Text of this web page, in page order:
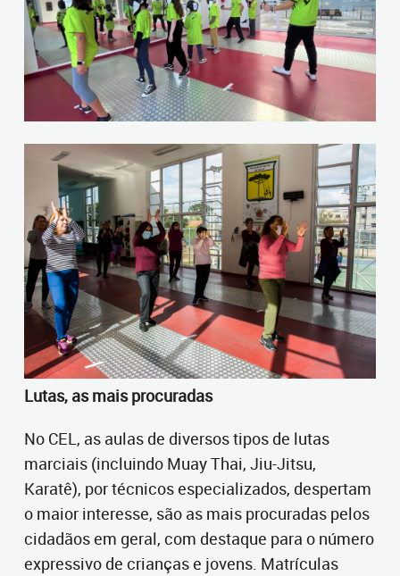
Lutas, as mais procuradas
No CEL, as aulas de diversos tipos de lutas
marciais (incluindo Muay Thai, Jiu-Jitsu,
Karatê), por técnicos especializados, despertam
o maior interesse, são as mais procuradas pelos
cidadãos em geral, com destaque para o número
expressivo de crianças e jovens. Matrículas